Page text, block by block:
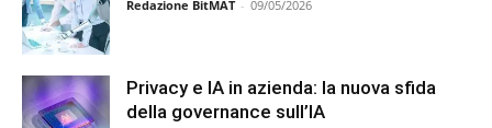
Redazione BitMAT - 09/05/2026
Privacy e IA in azienda: la nuova sfida
della governance sull’IA